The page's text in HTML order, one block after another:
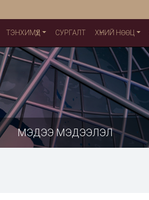
ТЭНХИМҮҮД СУРГАЛТ ХҮНИЙ НӨӨЦ
МЭДЭЭ МЭДЭЭЛЭЛ